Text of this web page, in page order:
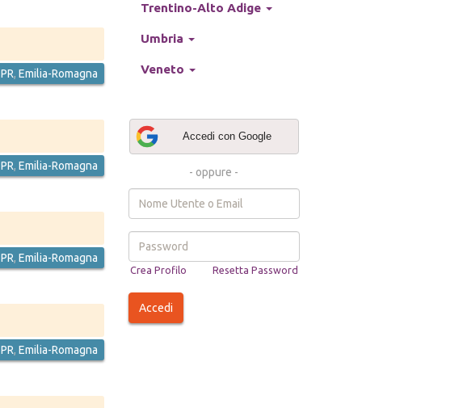
PR, Emilia-Romagna
PR, Emilia-Romagna
PR, Emilia-Romagna
PR, Emilia-Romagna
Trentino-Alto Adige
Umbria
Veneto
Accedi con Google
- oppure -
e-
mail
*
Password
Crea Profilo Resetta Password
Accedi